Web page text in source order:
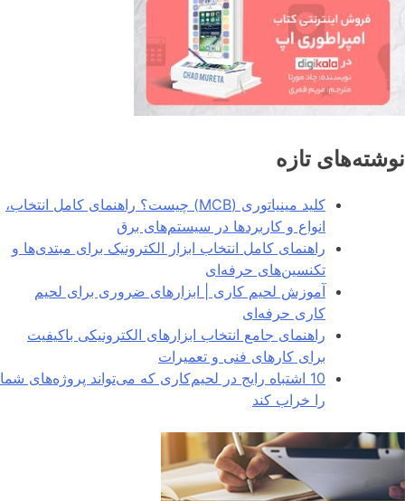
نوشته‌های تازه
کلید مینیاتوری (MCB) چیست؟ راهنمای کامل انتخاب،
انواع و کاربردها در سیستم‌های برق
راهنمای کامل انتخاب ابزار الکترونیک برای مبتدی‌ها و
تکنسین‌های حرفه‌ای
آموزش لحیم کاری | ابزارهای ضروری برای لحیم
کاری حرفه‌ای
راهنمای جامع انتخاب ابزارهای الکترونیکی باکیفیت
برای کارهای فنی و تعمیرات
10 اشتباه رایج در لحیم‌کاری که می‌تواند پروژه‌های شما
را خراب کند